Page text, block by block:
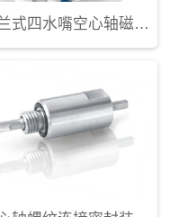
法兰式四水嘴空心轴磁流体密封装置